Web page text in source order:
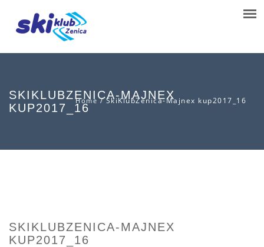
SKIKLUBZENICA-MAJNEX
KUP2017_16
Home / SkiKlubZenica-Majnex kup2017_16
SKIKLUBZENICA-MAJNEX
KUP2017_16